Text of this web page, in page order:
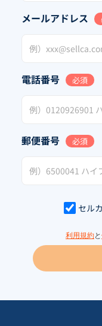
メールアドレス
電話番号 必須
郵便番号 必須
セル
利用規約と